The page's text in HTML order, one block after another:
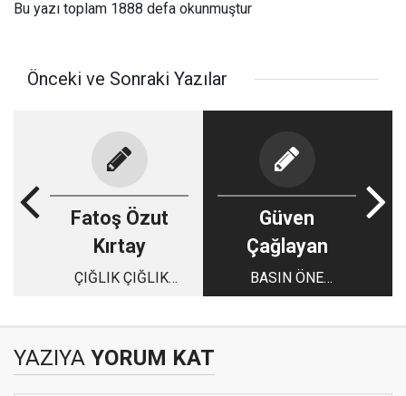
Bu yazı toplam 1888 defa okunmuştur
Önceki ve Sonraki Yazılar
Fatoş Özut
Kırtay
ÇIĞLIK ÇIĞLIK
Güven
Çağlayan
BASIN ÖNE
EĞİLMESİN
YAZIYA YORUM KAT